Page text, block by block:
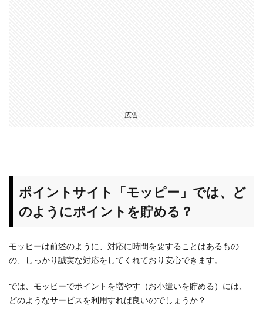
広告
ポイントサイト「モッピー」では、ど
のようにポイントを貯める？
モッピーは前述のように、対応に時間を要することはあるもの
の、しっかり誠実な対応をしてくれており安心できます。
では、モッピーでポイントを増やす（お小遣いを貯める）には、
どのようなサービスを利用すれば良いのでしょうか？